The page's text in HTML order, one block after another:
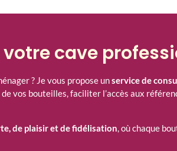
cave
? Je vous propose unservice de
vos bouteilles, faciliter l’accès aux
de plaisir et de fidélisation, où chaque